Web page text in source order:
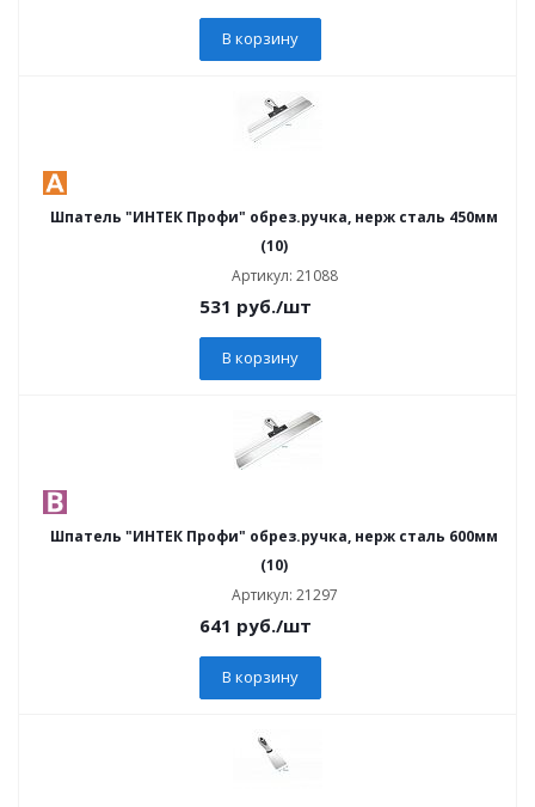
В корзину
Шпатель "ИНТЕК Профи" обрез.ручка, нерж сталь 450мм
(10)
Артикул: 21088
531 руб./шт
В корзину
Шпатель "ИНТЕК Профи" обрез.ручка, нерж сталь 600мм
(10)
Артикул: 21297
641 руб./шт
В корзину